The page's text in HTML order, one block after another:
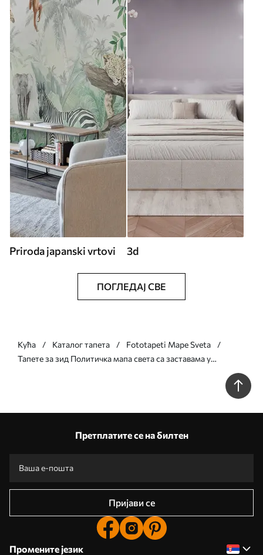
Priroda japanski vrtovi 3d
ПОГЛЕДАЈ СВЕ
Кућа Каталог тапета
Fototapeti Mape Sveta
Тапете за зид Политичка мапа света са заставама у
нијансама браон и беж на шпанском језику бр. c00004esv2
Претплатите се на билтен
Пријави се
Промените језик